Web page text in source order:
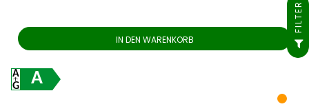
IN DEN WARENKORB
A
FILTER